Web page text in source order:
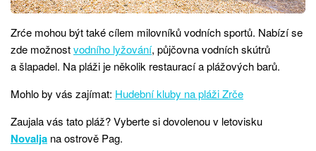
Zrće mohou být také cílem milovníků vodních sportů. Nabízí se
zde možnostvodního lyžování, půjčovna vodních skútrů
a šlapadel. Na pláži je několik restaurací a plážových barů.
Mohlo by vás zajímat: Hudební kluby na pláži Zrče
Zaujala vás tato pláž? Vyberte si dovolenou v letovisku
Novalja na ostrově Pag.